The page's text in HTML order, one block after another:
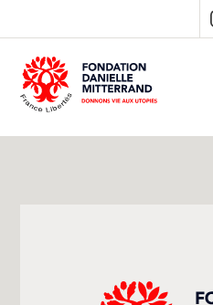
MAIN
CONTENT